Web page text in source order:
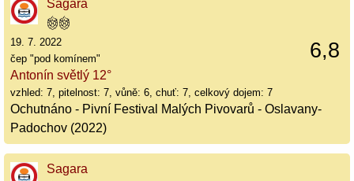
Sagara
6,8
19. 7. 2022
čep "pod komínem"
Antonín světlý 12°
vzhled: 7, pitelnost: 7, vůně: 6, chuť: 7, celkový dojem: 7
Ochutnáno - Pivní Festival Malých Pivovarů - Oslavany-
Padochov (2022)
Sagara